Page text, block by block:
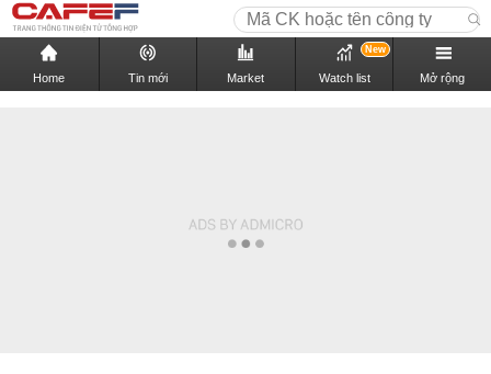
Home Tin mới Market Watch list
New
Mở rộng